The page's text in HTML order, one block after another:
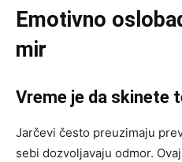
Emotivno
mir
Vreme je da skinete
Jarčevi često preuzimaju
sebi dozvoljavaju odmor.